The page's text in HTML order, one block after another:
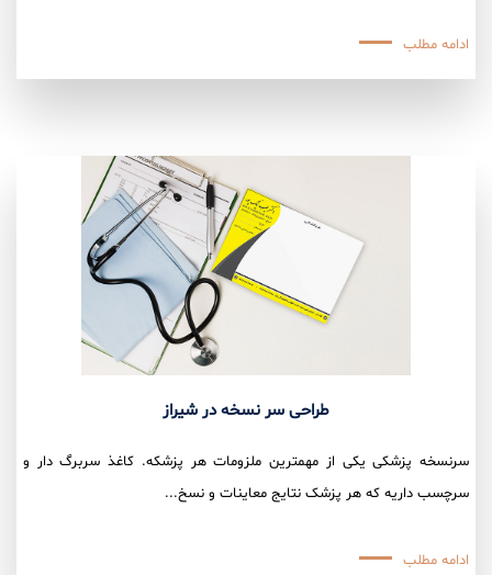
ادامه مطلب
طراحی سر نسخه در شیراز
سرنسخه پزشکی یکی از مهمترین ملزومات هر پزشکه. کاغذ سربرگ دار و
سرچسب داریه که هر پزشک نتایج معاینات و نسخ...
ادامه مطلب